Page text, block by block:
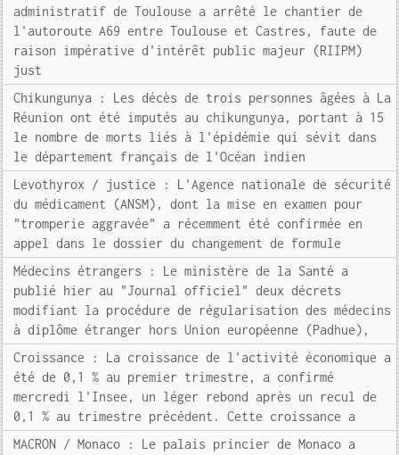
administratif de Toulouse a arrêté le chantier de
l'autoroute A69 entre Toulouse et Castres, faute de
raison impérative d'intérêt public majeur (RIIPM)
just
Chikungunya : Les décès de trois personnes âgées à La
Réunion ont été imputés au chikungunya, portant à 15
le nombre de morts liés à l'épidémie qui sévit dans
le département français de l'Océan indien
Levothyrox / justice : L'Agence nationale de sécurité
du médicament (ANSM), dont la mise en examen pour
"tromperie aggravée" a récemment été confirmée en
appel dans le dossier du changement de formule
Médecins étrangers : Le ministère de la Santé a
publié hier au "Journal officiel" deux décrets
modifiant la procédure de régularisation des médecins
à diplôme étranger hors Union européenne (Padhue),
Croissance : La croissance de l'activité économique a
été de 0,1 % au premier trimestre, a confirmé
mercredi l'Insee, un léger rebond après un recul de
0,1 % au trimestre précédent. Cette croissance a
MACRON / Monaco : Le palais princier de Monaco a